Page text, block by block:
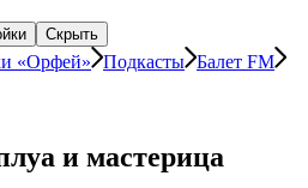
Скрыть
«Орфей» Подкасты Балет FM
и мастерица